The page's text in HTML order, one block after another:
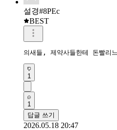
설경#8PEc
BEST
의새들, 제약사들한테 돈빨리
1
1
답글 쓰기
2026.05.18 20:47